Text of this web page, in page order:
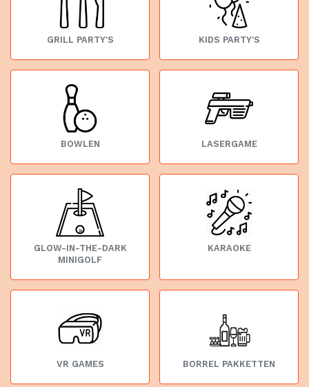
GRILL PARTY'S KIDS PARTY'S
BOWLEN LASERGAME
GLOW-IN-THE-DARK
MINIGOLF
KARAOKE
VR GAMES BORREL PAKKETTEN